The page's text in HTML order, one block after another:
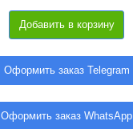
Добавить в корзину
Оформить заказ Telegram
Оформить заказ WhatsApp